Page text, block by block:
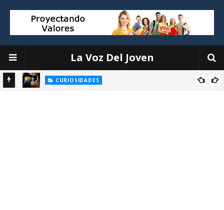
La Voz Del Joven
CURIOSIDADES